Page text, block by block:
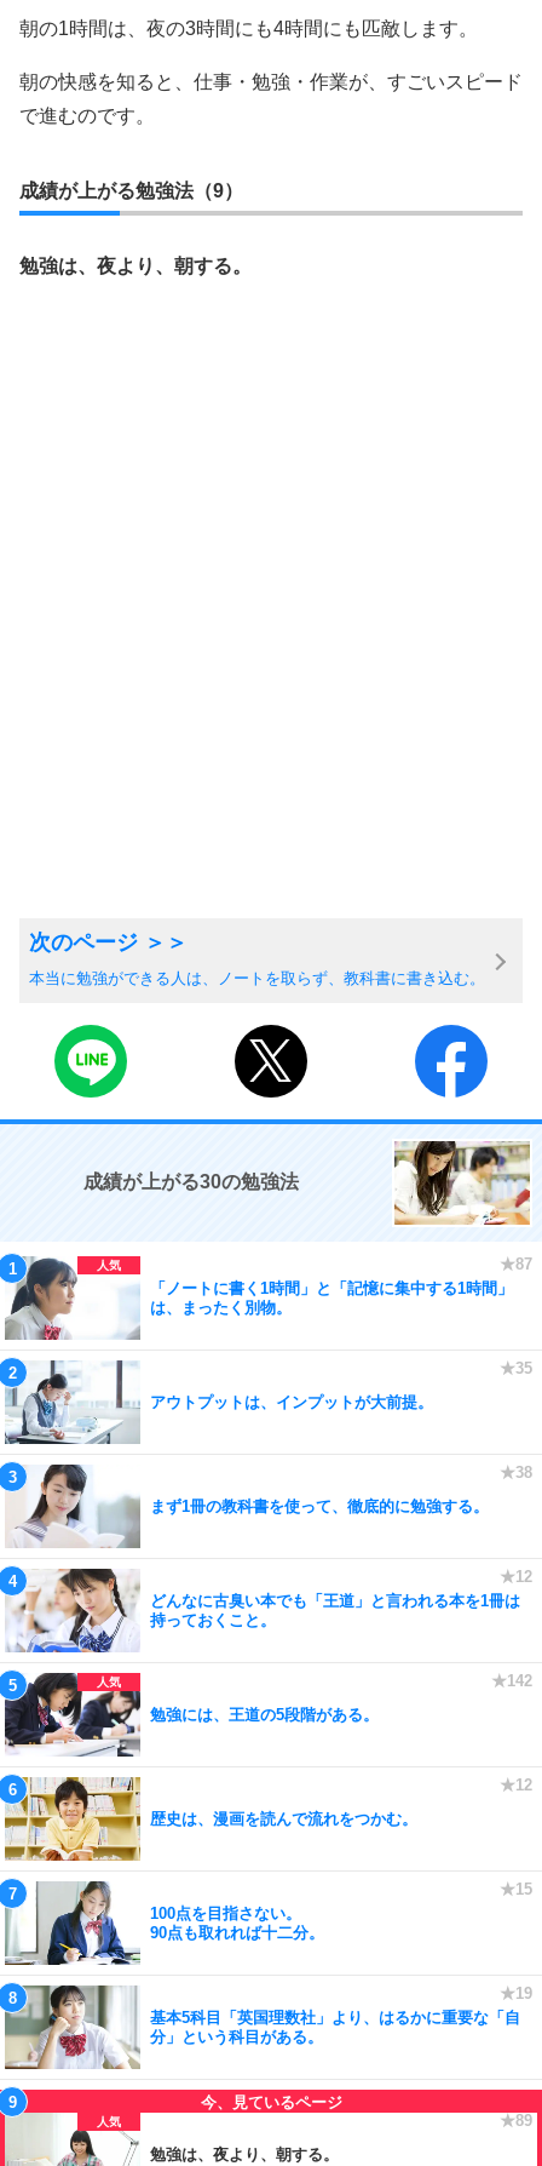
朝の1時間は、夜の3時間にも4時間にも匹敵します。
朝の快感を知ると、仕事・勉強・作業が、すごいスピード
で進むのです。
成績が上がる勉強法（9）
勉強は、夜より、朝する。
本当に勉強ができる人は、ノートを取らず、教科書に書き込む。
成績が上がる30の勉強法
「ノートに書く1時間」と「記憶に集中する1時間」
は、まったく別物。
アウトプットは、インプットが大前提。
まず1冊の教科書を使って、徹底的に勉強する。
どんなに古臭い本でも「王道」と言われる本を1冊は
持っておくこと。
勉強には、王道の5段階がある。
歴史は、漫画を読んで流れをつかむ。
100点を目指さない。
90点も取れれば十二分。
基本5科目「英国理数社」より、はるかに重要な「自
分」という科目がある。
勉強は、夜より、朝する。